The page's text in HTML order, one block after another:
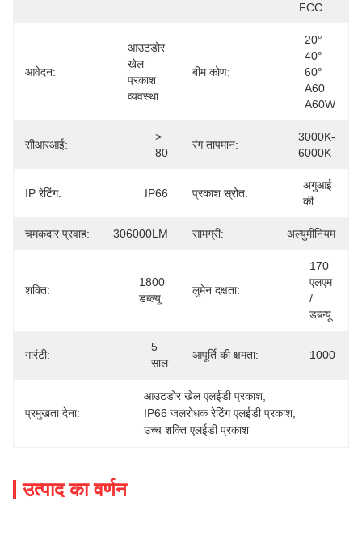
FCC
आवेदन:
आउटडोर
खेल
प्रकाश
व्यवस्था
बीम कोण:
20°
40°
60°
A60
A60W
सीआरआई:
>
80
रंग तापमान:
3000K-
6000K
IP रेटिंग: IP66 प्रकाश स्रोत:
अगुआई
की
चमकदार प्रवाह: 306000LM सामग्री: अल्युमीनियम
शक्ति:
1800
डब्ल्यू
लुमेन दक्षता:
170
एलएम
/
डब्ल्यू
गारंटी:
5
साल
आपूर्ति की क्षमता: 1000
प्रमुखता देना:
आउटडोर खेल एलईडी प्रकाश
IP66 जलरोधक रेटिंग एलईडी प्रकाश
उच्च शक्ति एलईडी प्रकाश
उत्पाद का वर्णन